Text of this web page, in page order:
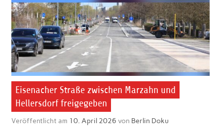
Eisenacher Straße zwischen Marzahn und
Hellersdorf freigegeben
Veröffentlicht am 10. April 2026 von Berlin Doku